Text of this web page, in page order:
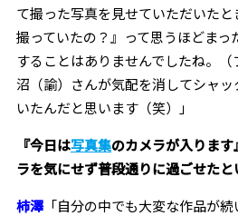
て撮った写真を見せていただいた
撮っていたの？』って思うほどま
することはありませんでしたね。
沼（諭）さんが気配を消してシャ
いたんだと思います（笑）」
――『今日は写真集のカメラが入りま
ラを気にせず普段通りに過ごせたと
柿澤「自分の中でも大変な作品が